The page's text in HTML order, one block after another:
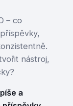
– co
nástroj,
a